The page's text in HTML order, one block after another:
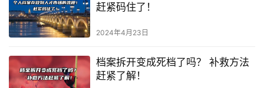
赶紧码住了！
2024年4月23日
档案拆开变成死档了吗？ 补救方法
赶紧了解！